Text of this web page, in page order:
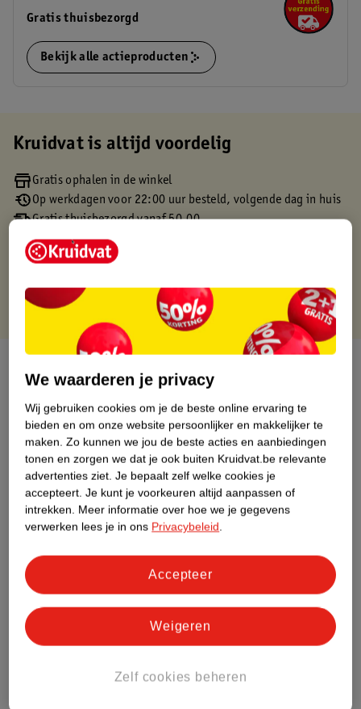
Gratis thuisbezorgd
Bekijk alle actieproducten
Kruidvat is altijd voordelig
Gratis ophalen in de winkel
Op werkdagen voor 22:00 uur besteld, volgende dag in huis
Gratis thuisbezorgd vanaf 50.00
Gratis retourneren binnen 30 dagen
Gratis punten met je Kruidvat kaart
Productinformatie
Etiketinformatie
Nature Impact Score
Dit product heeft (nog) geen Nature
Meer informatie
Bestel & Bezorginformatie
We waarderen je privacy
Wij gebruiken cookies om je de beste online ervaring te
bieden en om onze website persoonlijker en makkelijker te
maken. Zo kunnen we jou de beste acties en aanbiedingen
tonen en zorgen we dat je ook buiten Kruidvat.be relevante
advertenties ziet. Je bepaalt zelf welke cookies je
accepteert. Je kunt je voorkeuren altijd aanpassen of
intrekken. Meer informatie over hoe we je gegevens
verwerken lees je in ons Privacybeleid.
Zelf cookies beheren
Weigeren
Accepteer